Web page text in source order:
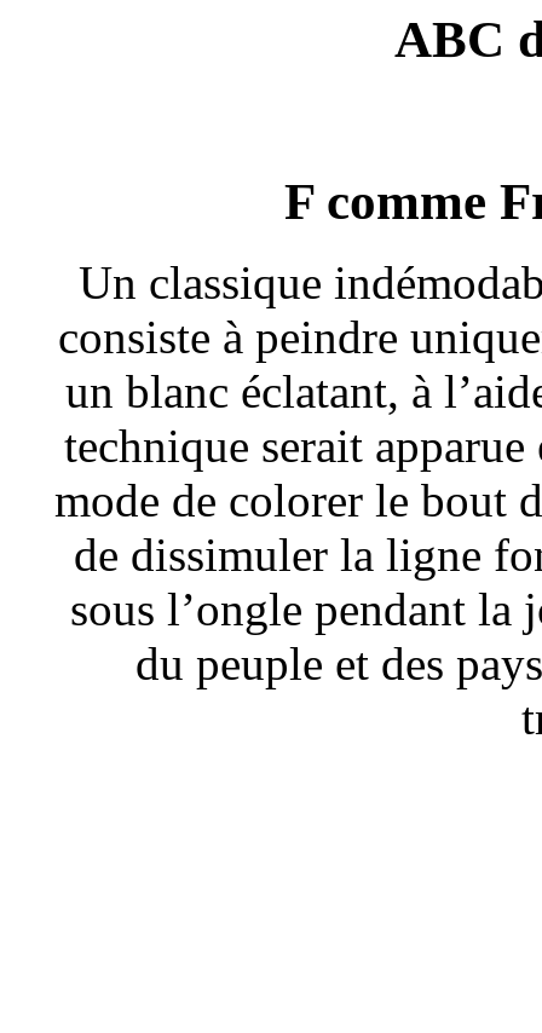
ABC
F comme
Un classique
consiste à peindre
un blanc éclatant, à
technique serait
mode de colorer le bout
de dissimuler la ligne
sous l’ongle pendant la
du peuple et des